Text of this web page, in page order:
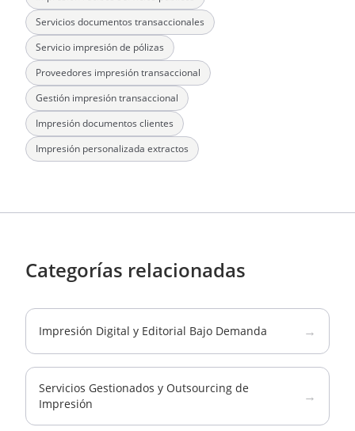
Servicios documentos transaccionales
Servicio impresión de pólizas
Proveedores impresión transaccional
Gestión impresión transaccional
Impresión documentos clientes
Impresión personalizada extractos
Categorías relacionadas
Impresión Digital y Editorial Bajo Demanda →
Servicios Gestionados y Outsourcing de
Impresión
→